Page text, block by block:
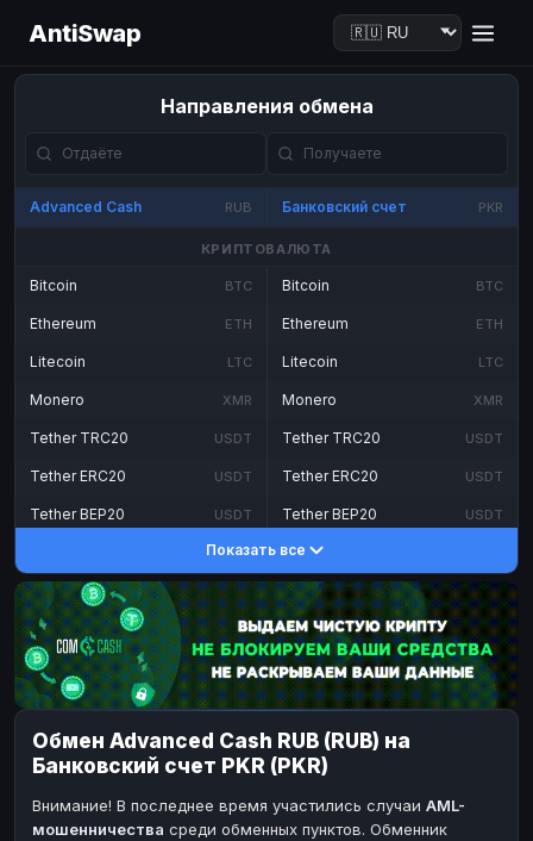
AntiSwap
Направления обмена
Advanced Cash RUB Банковский счет PKR
КРИПТОВАЛЮТА
Bitcoin BTC
Ethereum ETH
Litecoin LTC
Monero XMR
Tether TRC20 USDT
Tether ERC20 USDT
Tether BEP20 USDT
DASH
Toncoin TON
Dogecoin DOGE
TRX TRON
Bitcoin Cash BCH
BinanceCoin BEP20
SOL
Bitcoin BTC
Ethereum ETH
Litecoin LTC
Monero XMR
Tether TRC20 USDT
Tether ERC20 USDT
Tether BEP20 USDT
DASH
Toncoin TON
Dogecoin DOGE
TRX TRON
Bitcoin Cash BCH
BinanceCoin
Ether Classic
Показать все
Обмен Advanced Cash RUB (RUB) на
Банковский счет PKR (PKR)
Внимание! В последнее время участились случаи AML-
мошенничества среди обменных пунктов. Обменник